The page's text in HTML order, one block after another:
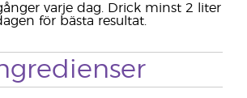
varje dag. Drick minst 2 liter
för bästa resultat.